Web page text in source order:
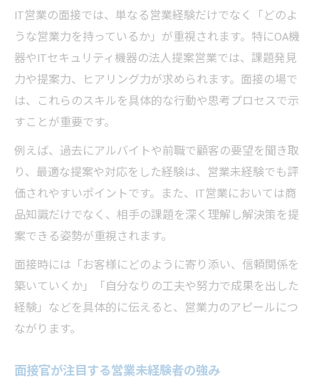
IT営業の面接では、単なる営業経験だけでなく「どのよ
うな営業力を持っているか」が重視されます。特にOA機
器やITセキュリティ機器の法人提案営業では、課題発見
力や提案力、ヒアリング力が求められます。面接の場で
は、これらのスキルを具体的な行動や思考プロセスで示
すことが重要です。
例えば、過去にアルバイトや前職で顧客の要望を聞き取
り、最適な提案や対応をした経験は、営業未経験でも評
価されやすいポイントです。また、IT営業においては商
品知識だけでなく、相手の課題を深く理解し解決策を提
案できる姿勢が重視されます。
面接時には「お客様にどのように寄り添い、信頼関係を
築いていくか」「自分なりの工夫や努力で成果を出した
経験」などを具体的に伝えると、営業力のアピールにつ
ながります。
面接官が注目する営業未経験者の強み